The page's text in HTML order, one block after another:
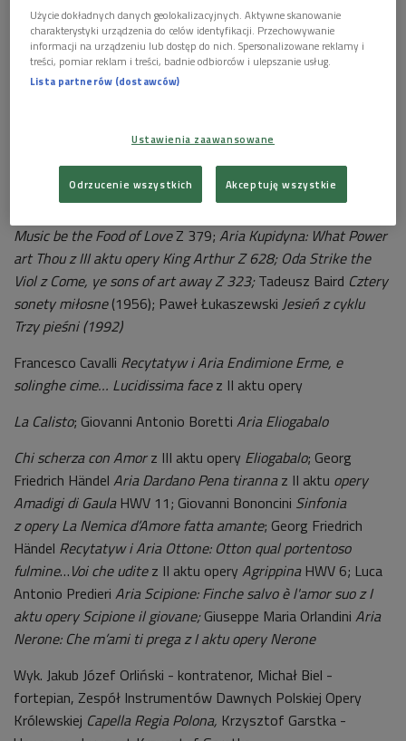
Program:
Music be the Food of LoveZ 379; Aria Kupidyna: What Power
art Thou z III aktu opery King Arthur Z 628; Oda Strike the
Viol z Come, ye sons of art away Z 323; Tadeusz Baird Cztery
sonety miłosne (1956); Paweł Łukaszewski Jesień z cyklu
Trzy pieśni (1992)
Francesco Cavalli Recytatyw i Aria Endimione Erme, e
solinghe cime… Lucidissima face z II aktu opery
La Calisto; Giovanni Antonio Boretti Aria Eliogabalo
Chi scherza con Amor z III aktu opery Eliogabalo; Georg
Friedrich Händel Aria Dardano Pena tiranna z II aktu opery
Amadigi di Gaula HWV 11; Giovanni Bononcini Sinfonia
z opery La Nemica d’Amore fatta amante; Georg Friedrich
Händel Recytatyw i Aria Ottone: Otton qual portentoso
fulmine…Voi che udite z II aktu opery Agrippina HWV 6; Luca
Antonio Predieri Aria Scipione: Finche salvo è l'amor suo z I
aktu opery Scipione il giovane; Giuseppe Maria Orlandini Aria
Nerone: Che m’ami ti prega z I aktu opery Nerone
Wyk. Jakub Józef Orliński - kontratenor, Michał Biel -
fortepian, Zespół Instrumentów Dawnych Polskiej Opery
Królewskiej Capella Regia Polona, Krzysztof Garstka -
Użycie dokładnych danych geolokalizacyjnych. Aktywne skanowanie
charakterystyki urządzenia do celów identyfikacji. Przechowywanie
informacji na urządzeniu lub dostęp do nich. Spersonalizowane reklamy i
treści, pomiar reklam i treści, badnie odbiorców i ulepszanie usług.
Lista partnerów (dostawców)
Ustawienia zaawansowane
Odrzucenie wszystkich Akceptuję wszystkie